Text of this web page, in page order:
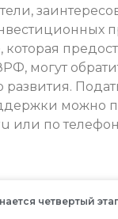
могут
развития.
можно
или по
четвертый